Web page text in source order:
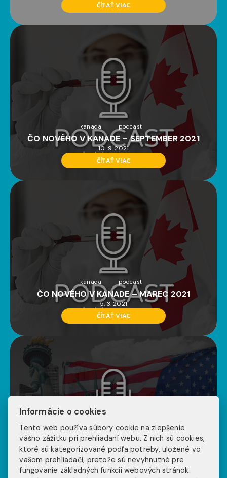
ČÍTAŤ VIAC
kanada podcast
ČO NOVÉHO V KANADE – SEPTEMBER 2021
10. 9. 2021
ČÍTAŤ VIAC
kanada podcast
ČO NOVÉHO V KANADE – MAREC 2021
5. 3. 2021
ČÍTAŤ VIAC
podcast work and travel usa
#WATCAST BY INJOY AGENCY – JANUÁR
2021
31. 1. 2021
ČÍTAŤ VIAC
Informácie o cookies
Tento web používa súbory cookie na zlepšenie
vášho zážitku pri prehliadaní webu. Z nich sú cookies,
ktoré sú kategorizované podľa potreby, uložené vo
vašom prehliadači, pretože sú nevyhnutné pre
fungovanie základných funkcií webových stránok.